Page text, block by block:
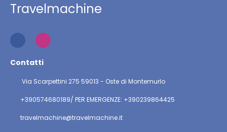
Travelmachine
Contatti
Via Scarpettini 275 59013 - Oste di Montemurlo
+390574680189/ PER EMERGENZE: +390239864425
travelmachine@travelmachine.it